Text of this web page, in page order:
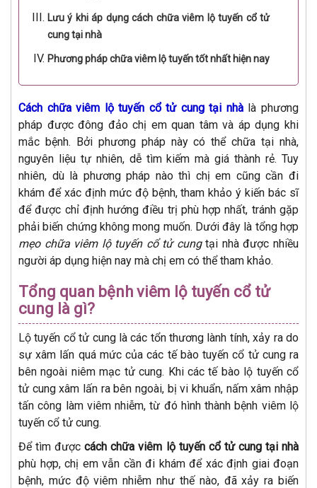
Lưu ý khi áp dụng cách chữa viêm lộ tuyến cổ tử
cung tại nhà
Phương pháp chữa viêm lộ tuyến tốt nhất hiện nay
Cách chữa viêm lộ tuyến cổ tử cung tại nhàlà phương
pháp được đông đảo chị em quan tâm và áp dụng khi
mắc bệnh. Bởi phương pháp này có thể chữa tại nhà,
nguyên liệu tự nhiên, dễ tìm kiếm mà giá thành rẻ. Tuy
nhiên, dù là phương pháp nào thì chị em cũng cần đi
khám để xác định mức độ bệnh, tham khảo ý kiến bác sĩ
để được chỉ định hướng điều trị phù hợp nhất, tránh gặp
phải biến chứng không mong muốn. Dưới đây là tổng hợp
mẹo chữa viêm lộ tuyến cổ tử cungtại nhà được nhiều
người áp dụng hiện nay mà chị em có thể tham khảo.
Tổng quan bệnh viêm lộ tuyến cổ tử
cung là gì?
Lộ tuyến cổ tử cung là các tổn thương lành tính, xảy ra do
sự xâm lấn quá mức của các tế bào tuyến cổ tử cung ra
bên ngoài niêm mạc tử cung. Khi các tế bào lộ tuyến cổ
tử cung xâm lấn ra bên ngoài, bị vi khuẩn, nấm xâm nhập
tấn công làm viêm nhiễm, từ đó hình thành bệnh viêm lộ
tuyến cổ tử cung.
Để tìm được cách chữa viêm lộ tuyến cổ tử cung tại nhà
phù hợp, chị em vẫn cần đi khám để xác định giai đoạn
bệnh, mức độ viêm nhiễm như thế nào, đã xảy ra biến